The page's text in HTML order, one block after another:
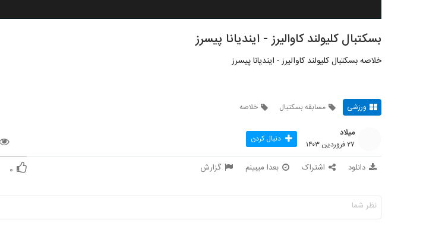
بسکتبال کلیولند کاوالیرز - ایندیانا پیسرز
خلاصه بسکتبال کلیولند کاوالیرز - ایندیانا پیسرز
ورزشی مسابقه بسکتبال خلاصه
میلاد
۲۷ فروردین ۱۴۰۳ دنبال کردن
دانلود اشتراک بعدا میبینم گزارش ۰